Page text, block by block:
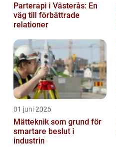
Parterapi i Västerås: En
väg till förbättrade
relationer
01 juni 2026
Mätteknik som grund för
smartare beslut i
industrin